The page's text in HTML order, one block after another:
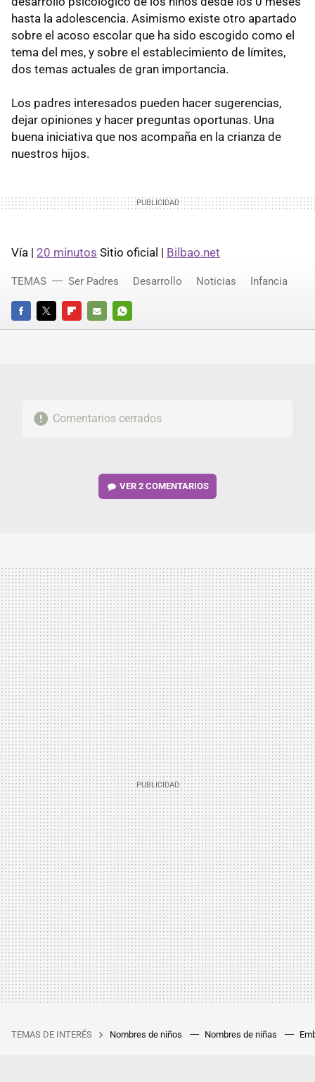
hasta la adolescencia. Asimismo existe otro apartado
sobre el acoso escolar que ha sido escogido como el
tema del mes, y sobre el establecimiento de límites,
dos temas actuales de gran importancia.
Los padres interesados pueden hacer sugerencias,
dejar opiniones y hacer preguntas oportunas. Una
buena iniciativa que nos acompaña en la crianza de
nuestros hijos.
Vía | 20 minutos Sitio oficial | Bilbao.net
FACEBOOKTWITTERFLIPBOARD
E-
WHATSAPP
TEMAS Ser Padres Desarrollo Noticias Infancia
Comentarios cerrados
VER2 COMENTARIOS
TEMAS DE INTERÉS Nombres de niños Nombres de niñas